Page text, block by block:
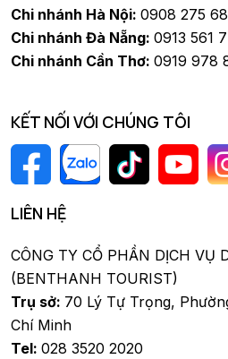
Chi nhánh Hà Nội: 0908 275
Chi nhánh Đà Nẵng: 0913 561
Chi nhánh Cần Thơ: 0919 978
KẾT NỐI VỚI CHÚNG TÔI
LIÊN HỆ
CÔNG TY CỔ PHẦN DỊCH VỤ
(BENTHANH TOURIST)
Trụ sở: 70 Lý Tự Trọng,
Chí Minh
Tel: 028 3520 2020